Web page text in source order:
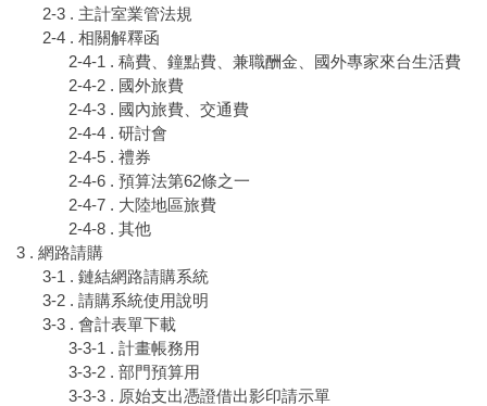
2-3 . 主計室業管法規
2-4 . 相關解釋函
2-4-1 . 稿費、鐘點費、兼職酬金、國外專家來台生活費
2-4-2 . 國外旅費
2-4-3 . 國內旅費、交通費
2-4-4 . 研討會
2-4-5 . 禮券
2-4-6 . 預算法第62條之一
2-4-7 . 大陸地區旅費
2-4-8 . 其他
3 . 網路請購
3-1 . 鏈結網路請購系統
3-2 . 請購系統使用說明
3-3 . 會計表單下載
3-3-1 . 計畫帳務用
3-3-2 . 部門預算用
3-3-3 . 原始支出憑證借出影印請示單